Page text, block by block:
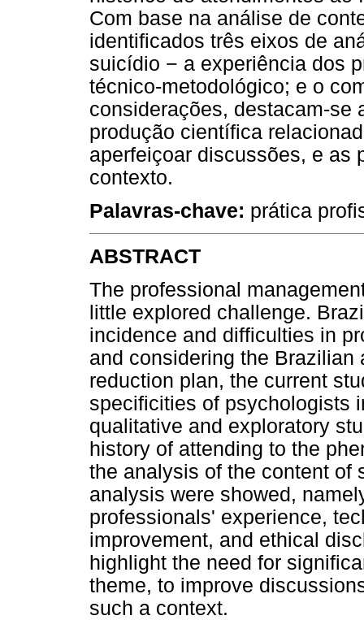
Com base na análise de
identificados três eixos de
suicídio − a experiência dos
técnico-metodológico; e o
considerações, destacam-se
produção científica
aperfeiçoar discussões, e as
contexto.
Palavras-chave: prática
ABSTRACT
The professional
little explored challenge.
incidence and difficulties in
and considering the Brazilian
reduction plan, the current
specificities of psychologists
qualitative and exploratory
history of attending to the
the analysis of the content of
analysis were showed,
professionals' experience,
improvement, and ethical
highlight the need for
theme, to improve
such a context.